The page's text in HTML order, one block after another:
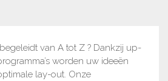
van A tot Z ? Dankzij up-
worden uw ideeën
lay-out. Onze